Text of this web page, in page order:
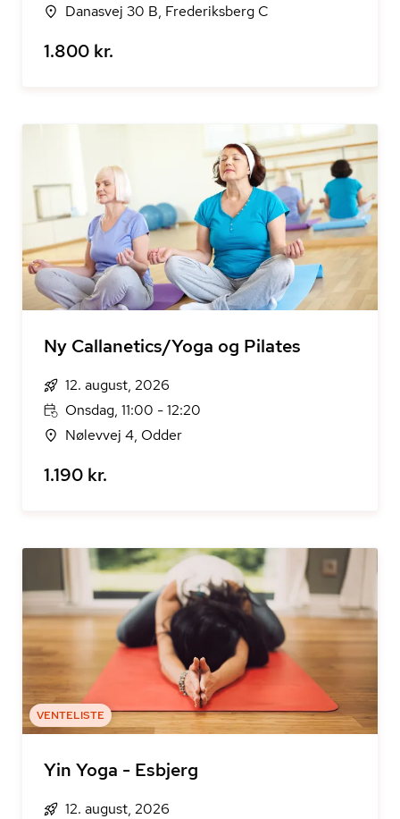
Danasvej 30 B, Frederiksberg C
1.800 kr.
Ny Callanetics/Yoga og Pilates
12. august, 2026
Onsdag, 11:00 - 12:20
Nølevvej 4, Odder
1.190 kr.
VENTELISTE
Yin Yoga - Esbjerg
12. august, 2026